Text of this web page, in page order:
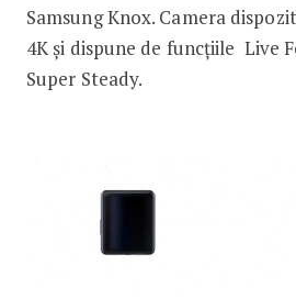
Samsung Knox. Camera
4K și dispune de funcțiile Live
Super Steady.